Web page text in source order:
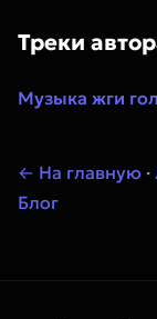
Треки
Музыка жги
← На главную ·
Блог